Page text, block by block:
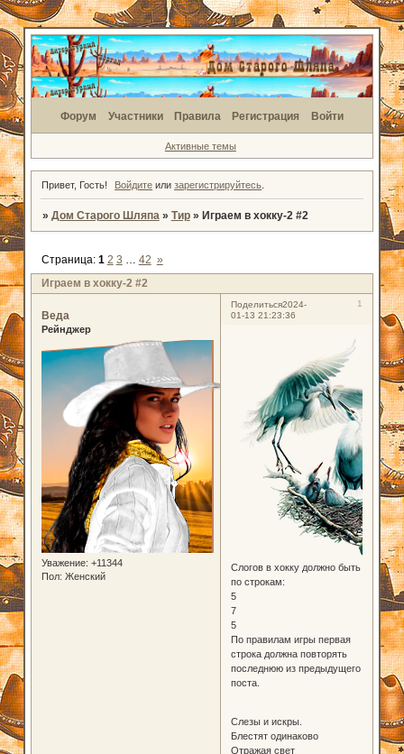
Форум Участники Правила Регистрация Войти
Активные темы
Привет, Гость! Войдите илизарегистрируйтесь
» Дом Старого Шляпа » Тир » Играем в хокку-2 #2
Играем в хокку-2 #2
Страница: 1 2 3 … 42 »
Поделиться 1
2024-
01-13 21:23:36
Веда
Рейнджер
Уважение: +11344
Пол: Женский
Слогов в хокку должно быть
по строкам:
5
7
5
По правилам игры первая
строка должна повторять
последнюю из предыдущего
поста.
Слезы и искры.
Блестят одинаково
Отражая свет